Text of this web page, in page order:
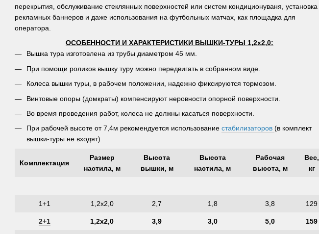
перекрытия, обслуживание стеклянных поверхностей или систем кондиционуваня, установка
рекламных баннеров и даже использования на футбольных матчах, как площадка для
оператора.
ОСОБЕННОСТИ И ХАРАКТЕРИСТИКИ ВЫШКИ-ТУРЫ 1,2х2,0:
Вышка тура изготовлена из трубы диаметром 45 мм.
При помощи роликов вышку туру можно передвигать в cобранном виде.
Колеса вышки туры, в рабочем положении, надежно фиксируются тормозом.
Винтовые опоры (домкраты) компенсируют неровности опорной поверхности.
Во время проведения работ, колеса не должны касаться поверхности.
При рабочей высоте от 7,4м рекомендуется использование стабилизаторов (в комплект
вышки-туры не входят)
Комплектация
Размер
настила, м
Высота
вышки, м
Высота
настила, м
Рабочая
высота, м
Вес,
кг
1+1 1,2х2,0 2,7 1,8 3,8 129
2+1 1,2х2,0 3,9 3,0 5,0 159